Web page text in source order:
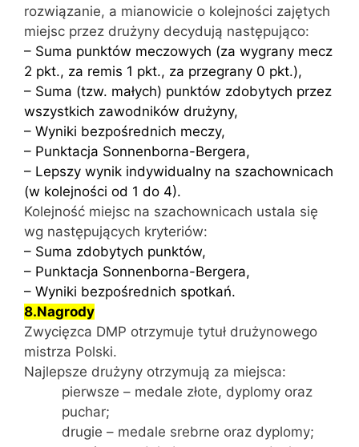
rozwiązanie, a mianowicie o kolejności zajętych
miejsc przez drużyny decydują następująco:
– Suma punktów meczowych (za wygrany mecz
2 pkt., za remis 1 pkt., za przegrany 0 pkt.),
– Suma (tzw. małych) punktów zdobytych przez
wszystkich zawodników drużyny,
– Wyniki bezpośrednich meczy,
– Punktacja Sonnenborna-Bergera,
– Lepszy wynik indywidualny na szachownicach
(w kolejności od 1 do 4).
Kolejność miejsc na szachownicach ustala się
wg następujących kryteriów:
– Suma zdobytych punktów,
– Punktacja Sonnenborna-Bergera,
– Wyniki bezpośrednich spotkań.
8.Nagrody
Zwycięzca DMP otrzymuje tytuł drużynowego
mistrza Polski.
Najlepsze drużyny otrzymują za miejsca:
pierwsze – medale złote, dyplomy oraz
puchar;
drugie – medale srebrne oraz dyplomy;